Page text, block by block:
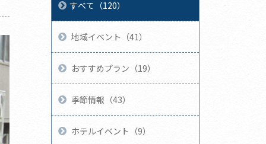
すべて（120）
地域イベント（41）
おすすめプラン（19）
季節情報（43）
ホテルイベント（9）